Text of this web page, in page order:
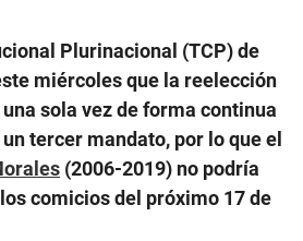
Plurinacional (TCP) de
miércoles que la reelección
sola vez de forma continua
tercer mandato, por lo que el
(2006-2019) no podría
comicios del próximo 17 de